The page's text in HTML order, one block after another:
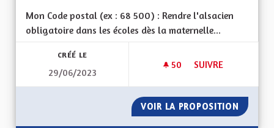
Mon Code postal (ex : 68 500) : Rendre l'alsacien
obligatoire dans les écoles dès la maternelle...
CRÉÉ LE
29/06/2023
50 50 ABONNÉS
SUIVRE
VOIR LA PROPOSITION